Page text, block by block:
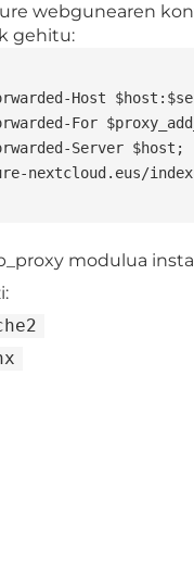
webgunearen
gehitu:
modulua